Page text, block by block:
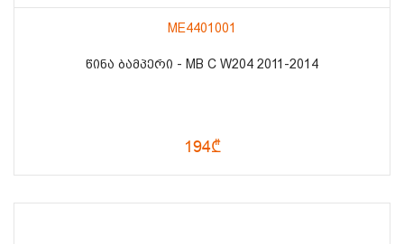
ME4401001
ᲬᲘᲜᲐ ᲑᲐᲛᲞᲔᲠᲘ - MB C W204 2011-2014
194₾